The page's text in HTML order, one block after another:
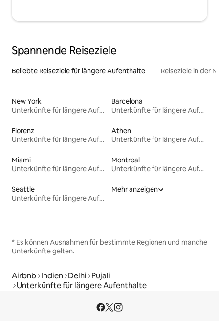
Spannende Reiseziele
Beliebte Reiseziele für längere Aufenthalte Reiseziele in der
New York
Unterkünfte für längere Aufenthalte
Barcelona
Unterkünfte für längere Aufenthalte
Florenz
Unterkünfte für längere Aufenthalte
Athen
Unterkünfte für längere Aufenthalte
Miami
Unterkünfte für längere Aufenthalte
Montreal
Unterkünfte für längere Aufenthalte
Seattle
Unterkünfte für längere Aufenthalte
Mehr anzeigen
* Es können Ausnahmen für bestimmte Regionen und manche
Unterkünfte gelten.
Airbnb Indien Delhi Pujali
Unterkünfte für längere Aufenthalte